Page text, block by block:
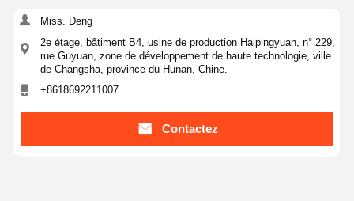
Accueil Produits Vidéos
Miss. Deng
2e étage, bâtiment B4, usine de production Haipingyuan, n° 229,
rue Guyuan, zone de développement de haute technologie, ville
de Changsha, province du Hunan, Chine.
+8618692211007
Contactez